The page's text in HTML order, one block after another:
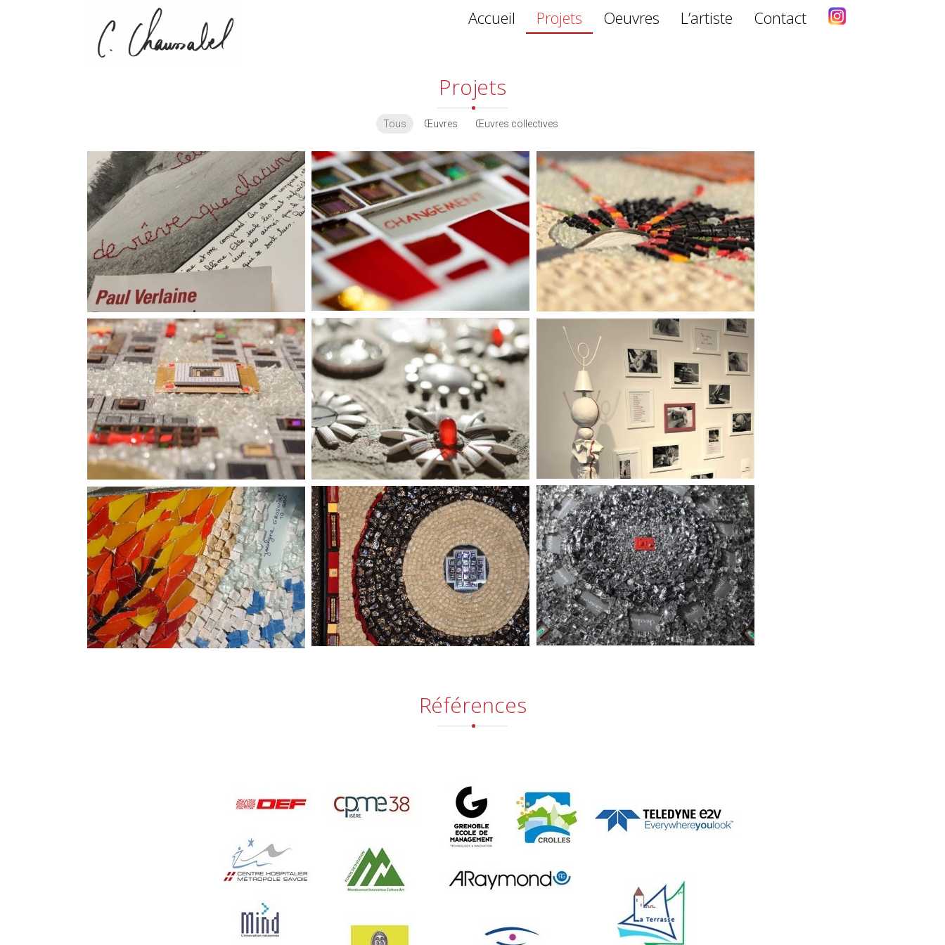
Accueil Projets Oeuvres L’artiste Contact
Projets
Tous Œuvres Œuvres collectives
Innover est une multi-houle
d’intention
Rassembler autour d’une œuvre posant
une réflexion sur l’innovation
The human connection
Rendre hommage à la diversité, et aux
talents des hommes et femmes qui
construisent l’entreprise RAYCONNECT
Le chemin vers
Honorer la carrière d’un dirigeant, pour
sa collaboration de 43 ans au sein de la
société DEF
Le passage
Rendre hommage aux cœurs qui ont
croisés le chemin d’une personne lors
de ces 50 premières année de sa vie
Infiniment petit, infiniment
grand
Créer une rencontre en rapprochant des
disciplines forts différentes
Ensemble d’oeuvres
Créer du lien, rassembler les salariés de
l’entreprise Teledyne e2v
Références